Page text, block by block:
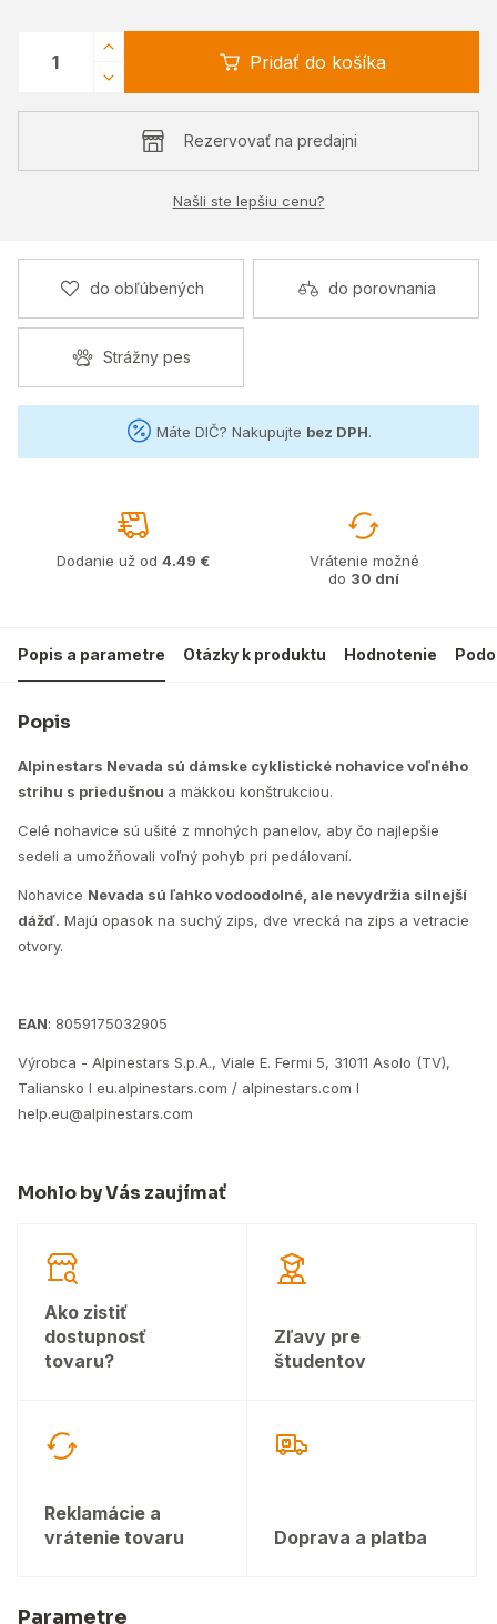
Pridať do košíka
Rezervovať na predajni
Našli ste lepšiu cenu?
do obľúbených do porovnania
Strážny pes
Máte DIČ? Nakupujte bez DPH.
Dodanie už od 4.49 €
Vrátenie možné
do 30 dní
Popis a parametre Otázky k produktu Hodnotenie
Popis
Alpinestars Nevada sú dámske cyklistické nohavice voľného
strihu s priedušnou a mäkkou konštrukciou.
Celé nohavice sú ušité z mnohých panelov, aby čo najlepšie
sedeli a umožňovali voľný pohyb pri pedálovaní.
Nohavice Nevada sú ľahko vodoodolné, ale nevydržia silnejší
dážď. Majú opasok na suchý zips, dve vrecká na zips a vetracie
otvory.
EAN: 8059175032905
Výrobca - Alpinestars S.p.A., Viale E. Fermi 5, 31011 Asolo (TV),
Taliansko I eu.alpinestars.com / alpinestars.com I
help.eu@alpinestars.com
Mohlo by Vás zaujímať
Ako zistiť
dostupnosť
tovaru?
Zľavy pre
študentov
Reklamácie a
vrátenie tovaru
Doprava a platba
Parametre